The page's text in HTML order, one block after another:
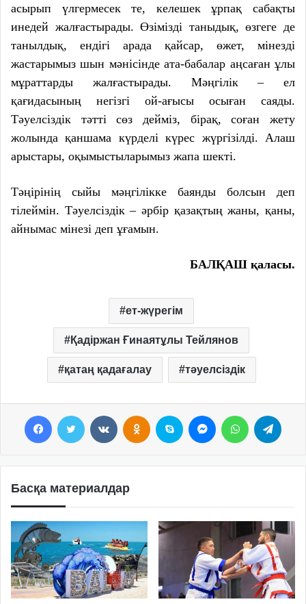
асырып үлгермесек те, келешек ұрпақ сабақты
инедей жалғастырады. Өзімізді таныдық, өзгеге де
танылдық, ендігі арада қайсар, өжет, мінезді
жастарымыз шын мәнісінде ата-бабалар аңсаған ұлы
мұраттарды жалғастырады. Мәңгілік – ел
қағидасының негізгі ой-ағысы осыған саяды.
Тәуелсіздік тәтті сөз дейміз, бірақ, соған жету
жолында қаншама күрделі күрес жүргізілді. Алаш
арыстары, оқымыстыларымыз жапа шекті.
Тәңірінің сыйы мәңгілікке баянды болсын деп
тілеймін. Тәуелсіздік – әрбір қазақтың жаны, қаны,
айнымас мінезі деп ұғамын.
БАЛҚАШ қаласы.
ет-жүрегім
Қадіржан Ғинаятұлы Тейлянов
қатаң қадағалау тәуелсіздік
Басқа материалдар